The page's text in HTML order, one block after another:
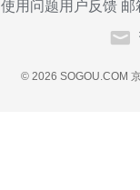
使用问题用户反馈 邮
© 2026 SOGOU.COM